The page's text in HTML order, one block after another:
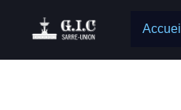
Accueil